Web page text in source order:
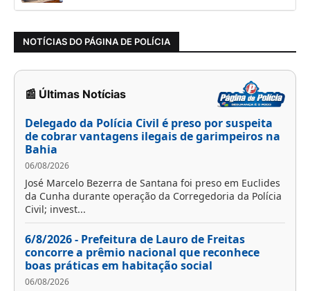
NOTÍCIAS DO PÁGINA DE POLÍCIA
📰 Últimas Notícias
Delegado da Polícia Civil é preso por suspeita
de cobrar vantagens ilegais de garimpeiros na
Bahia
06/08/2026
José Marcelo Bezerra de Santana foi preso em Euclides
da Cunha durante operação da Corregedoria da Polícia
Civil; invest...
6/8/2026 - Prefeitura de Lauro de Freitas
concorre a prêmio nacional que reconhece
boas práticas em habitação social
06/08/2026